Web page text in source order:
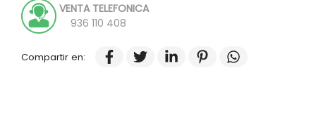
VENTA TELEFONICA
936 110 408
Compartir en: